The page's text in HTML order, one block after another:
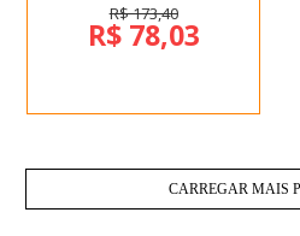
R$ 173,40
R$ 78,03
CARREGAR MAIS